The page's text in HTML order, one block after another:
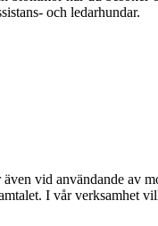
och ledarhundar.
vid användande av
I vår verksamhet